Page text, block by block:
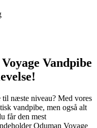
Vandpibe
til næste niveau? Med vores
vandpibe, men også alt
får den mest
Oduman Voyage